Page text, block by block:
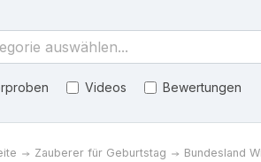
auswählen...
Videos Bewertungen
Zauberer für Geburtstag Bundesland